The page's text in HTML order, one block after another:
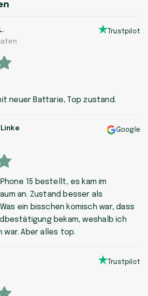
Trustpilot
neuer Battarie, Top zustand.
Google
15 bestellt, es kam im
an. Zustand besser als
Was ein bisschen komisch war, dass
bekam, weshalb ich
Aber alles top.
Trustpilot